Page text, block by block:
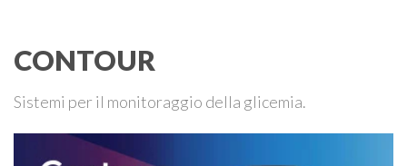
CONTOUR
Sistemi per il monitoraggio della glicemia.